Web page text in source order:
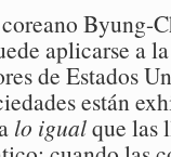
Byung-
aplicarse a
de Estados
están
lo igualque las